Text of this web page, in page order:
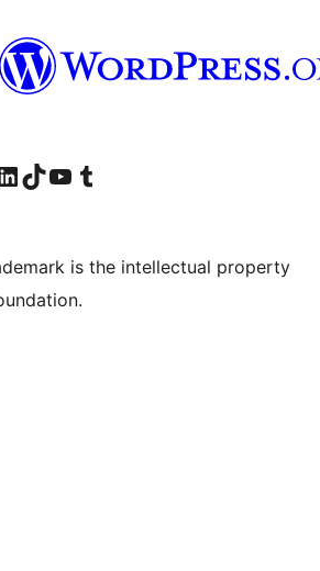
LinkedIn 主页访问我们的 TikTok 账号访问我们的 YouTube 频道 访问我们的 Tumblr 账号
is the intellectual property